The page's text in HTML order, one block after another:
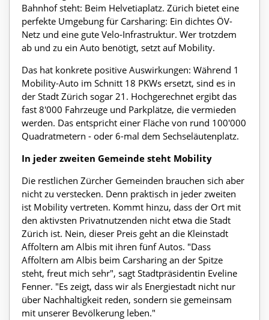
Bahnhof steht: Beim Helvetiaplatz. Zürich bietet eine
perfekte Umgebung für Carsharing: Ein dichtes ÖV-
Netz und eine gute Velo-Infrastruktur. Wer trotzdem
ab und zu ein Auto benötigt, setzt auf Mobility.
Das hat konkrete positive Auswirkungen: Während 1
Mobility-Auto im Schnitt 18 PKWs ersetzt, sind es in
der Stadt Zürich sogar 21. Hochgerechnet ergibt das
fast 8'000 Fahrzeuge und Parkplätze, die vermieden
werden. Das entspricht einer Fläche von rund 100'000
Quadratmetern - oder 6-mal dem Sechseläutenplatz.
In jeder zweiten Gemeinde steht Mobility
Die restlichen Zürcher Gemeinden brauchen sich aber
nicht zu verstecken. Denn praktisch in jeder zweiten
ist Mobility vertreten. Kommt hinzu, dass der Ort mit
den aktivsten Privatnutzenden nicht etwa die Stadt
Zürich ist. Nein, dieser Preis geht an die Kleinstadt
Affoltern am Albis mit ihren fünf Autos. "Dass
Affoltern am Albis beim Carsharing an der Spitze
steht, freut mich sehr", sagt Stadtpräsidentin Eveline
Fenner. "Es zeigt, dass wir als Energiestadt nicht nur
über Nachhaltigkeit reden, sondern sie gemeinsam
mit unserer Bevölkerung leben."